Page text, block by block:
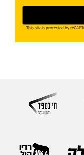
This site is protected by